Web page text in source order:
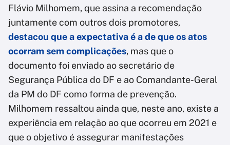
Flávio Milhomem, que assina a recomendação
juntamente com outros dois promotores,
destacou que a expectativa é a de que os atos
ocorram sem complicações, mas que o
documento foi enviado ao secretário de
Segurança Pública do DF e ao Comandante-Geral
da PM do DF como forma de prevenção.
Milhomem ressaltou ainda que, neste ano, existe a
experiência em relação ao que ocorreu em 2021 e
que o objetivo é assegurar manifestações